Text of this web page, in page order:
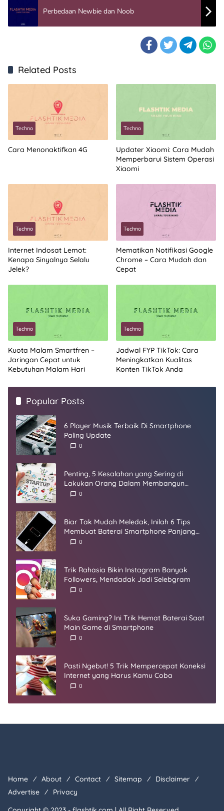
Perbedaan Newbie dan Noob
Related Posts
Techno
Cara Menonaktifkan 4G
Techno
Updater Xiaomi: Cara Mudah
Memperbarui Sistem Operasi
Xiaomi
Techno
Internet Indosat Lemot:
Kenapa Sinyalnya Selalu
Jelek?
Techno
Mematikan Notifikasi Google
Chrome – Cara Mudah dan
Cepat
Techno
Kuota Malam Smartfren –
Jaringan Cepat untuk
Kebutuhan Malam Hari
Techno
Jadwal FYP TikTok: Cara
Meningkatkan Kualitas
Konten TikTok Anda
Popular Posts
6 Player Musik Terbaik Di Smartphone
Paling Update
0
Penting, 5 Kesalahan yang Sering di
Lakukan Orang Dalam Membangun
Startup
0
Biar Tak Mudah Meledak, Inilah 6 Tips
Membuat Baterai Smartphone Panjang
Umur
0
Trik Rahasia Bikin Instagram Banyak
Followers, Mendadak Jadi Selebgram
0
Suka Gaming? Ini Trik Hemat Baterai Saat
Main Game di Smartphone
0
Pasti Ngebut! 5 Trik Mempercepat Koneksi
Internet yang Harus Kamu Coba
0
Home About Contact Sitemap
Disclaimer
Advertise
Privacy